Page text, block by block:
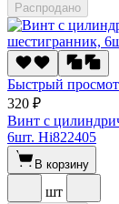
Распродано
Быстрый
320 ₽
Винт с
6шт. Hi822405
В корзину
шт